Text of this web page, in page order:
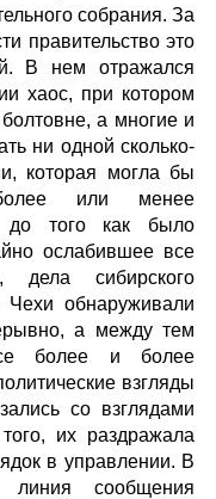
собрания. За
правительство это
В нем отражался
хаос, при котором
а многие и
ни одной сколько-
которая могла бы
более или менее
до того как было
ослабившее все
дела сибирского
Чехи обнаруживали
а между тем
более и более
взгляды
со взглядами
их раздражала
в управлении. В
сообщения